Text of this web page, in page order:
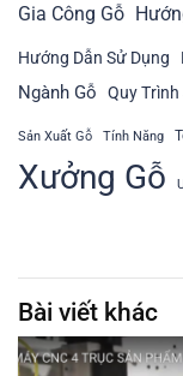
Gia Công Gỗ
Hướng Dẫn Sử Dụng
Ngành Gỗ Quy
Sản Xuất Gỗ Tính Năng
Xưởng Gỗ
Bài viết khác